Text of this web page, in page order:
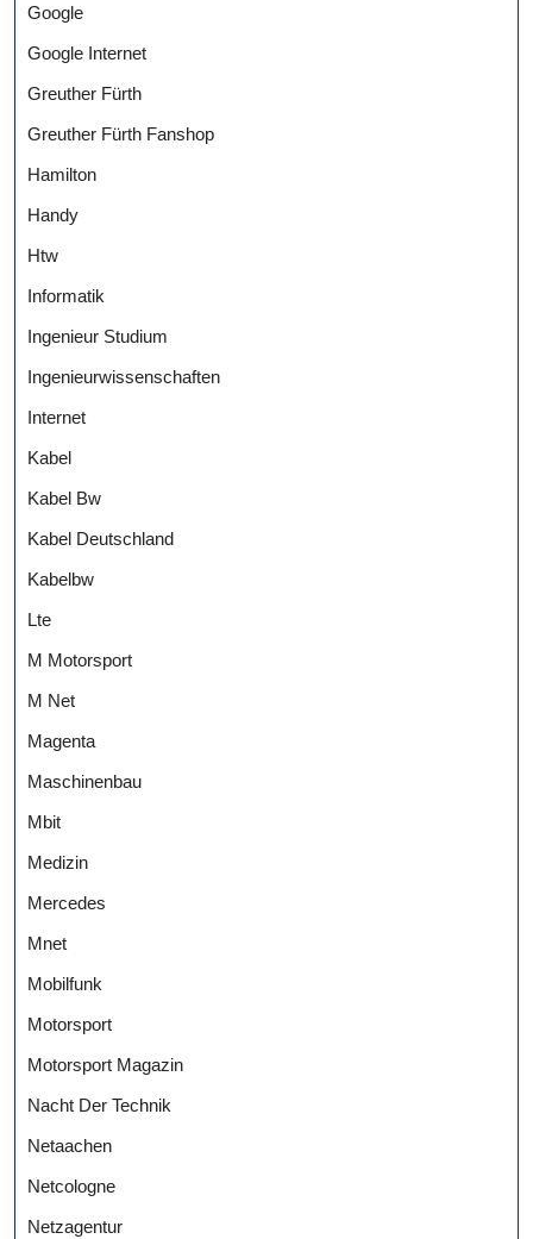
Google
Google Internet
Greuther Fürth
Greuther Fürth Fanshop
Hamilton
Handy
Htw
Informatik
Ingenieur Studium
Ingenieurwissenschaften
Internet
Kabel
Kabel Bw
Kabel Deutschland
Kabelbw
Lte
M Motorsport
M Net
Magenta
Maschinenbau
Mbit
Medizin
Mercedes
Mnet
Mobilfunk
Motorsport
Motorsport Magazin
Nacht Der Technik
Netaachen
Netcologne
Netzagentur